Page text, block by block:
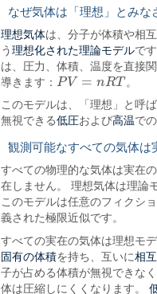
なぜ気体は「理想」とみな
理想気体は、分子が体積や相
う理想化された理論モデルで
は、圧力、体積、温度を直接
導きます： PV = nRT
PV= nR T
。
このモデルは、「理想」と呼
無視できる低圧および高温で
観測可能なすべての気体は
すべての物理的な気体は実在
在しません。 理想気体は理論
このモデルは任意のフィクシ
義された極限近似です。
すべての実在の気体は理想モ
固有の体積を持ち、互いに相
子が占める体積が無視できな
体は圧縮しにくくなります。